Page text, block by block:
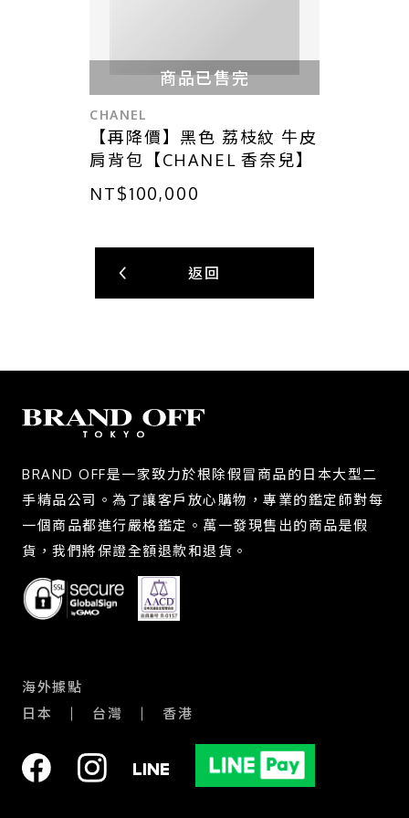
商品已售完
CHANEL
【再降價】黑色 荔枝紋 牛皮
肩背包【CHANEL 香奈兒】
NT$100,000
返回
BRAND OFF是一家致力於根除假冒商品的日本大型二
手精品公司。為了讓客戶放心購物，專業的鑑定師對每
一個商品都進行嚴格鑑定。萬一發現售出的商品是假
貨，我們將保證全額退款和退貨。
海外據點
日本
台灣 香港